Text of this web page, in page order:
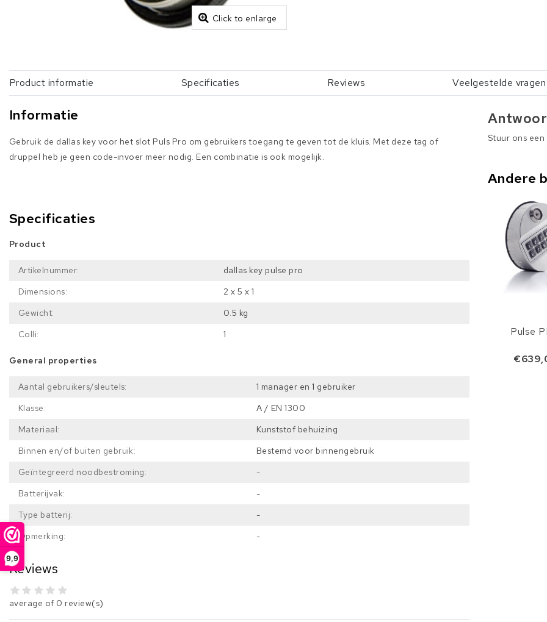
9,9
Click to enlarge
Product informatie Specificaties Reviews Veelgestelde vragen
Informatie
Gebruik de dallas key voor het slot Puls Pro om gebruikers toegang te geven tot de kluis. Met deze tag of
druppel heb je geen code-invoer meer nodig. Een combinatie is ook mogelijk.
Specificaties
Product
Artikelnummer:
dallas key pulse pro
Dimensions:
2 x 5 x 1
Gewicht:
0.5 kg
Colli:
1
General properties
Aantal gebruikers/sleutels:
1 manager en 1 gebruiker
Klasse:
A / EN 1300
Materiaal:
Kunststof behuizing
Binnen en/of buiten gebruik:
Bestemd voor binnengebruik
Geïntegreerd noodbestroming:
-
Batterijvak:
-
Type batterij:
-
Opmerking:
-
Reviews
average of 0 review(s)
Stuur ons een
Andere
Pulse